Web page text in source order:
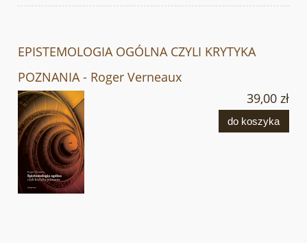
EPISTEMOLOGIA OGÓLNA CZYLI KRYTYKA
POZNANIA - Roger Verneaux
39,00 zł
do koszyka